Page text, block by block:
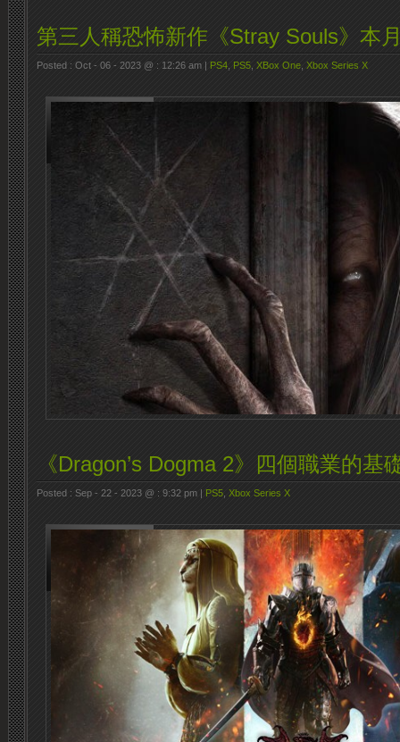
第三人稱恐怖新作《Stray Souls》本
Posted : Oct - 06 - 2023 @ : 12:26 am | PS4 PS5 XBox One Xbox Series X
《Dragon’s Dogma 2》四個職業的基
Posted : Sep - 22 - 2023 @ : 9:32 pm | PS5 Xbox Series X